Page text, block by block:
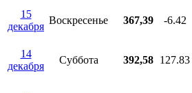
15
декабря
Воскресенье 367,39 -6.42
14
декабря
Суббота 392,58 127.83